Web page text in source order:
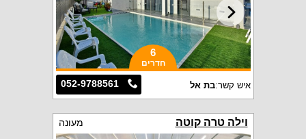
6
חדרים
052-9788561 איש קשר:בת אל
וילה טרה קוטה מעונה